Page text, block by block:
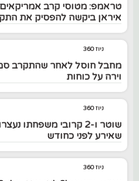
טראמפ: מטוסי קרב
איראן ביקשה להפסיק את
ניוז 360
מחבל חוסל לאחר שהתקרב
וירה על כוחות
ניוז 360
שוטר ו-2 קרובי משפחתו
שאירע לפני כחודש
ניוז 360